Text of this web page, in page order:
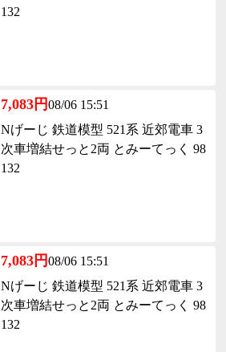
132
7,083円08/06 15:51
Nげーじ 鉄道模型 521系 近郊電車 3
次車増結せっと2両 とみーてっく 98
132
7,083円08/06 15:51
Nげーじ 鉄道模型 521系 近郊電車 3
次車増結せっと2両 とみーてっく 98
132